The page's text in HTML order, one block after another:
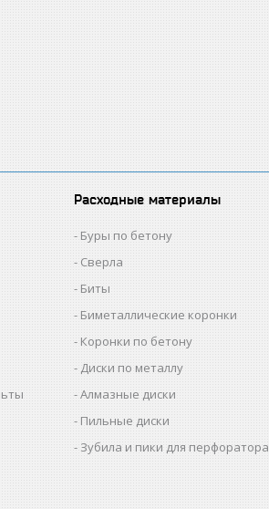
Расходные материалы
Буры по бетону
Сверла
Биты
Биметаллические коронки
Коронки по бетону
Диски по металлу
Алмазные диски
Пильные диски
Зубила и пики для перфоратора